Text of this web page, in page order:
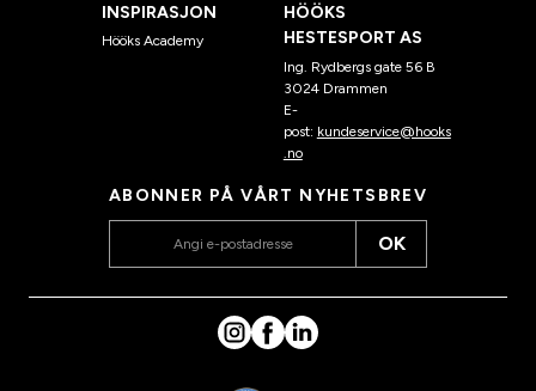
INSPIRASJON
Hööks Academy
HÖÖKS
HESTESPORT AS
Ing. Rydbergs gate 56 B
3024 Drammen
E-
post: kundeservice@hooks
.no
ABONNER PÅ VÅRT NYHETSBREV
OK